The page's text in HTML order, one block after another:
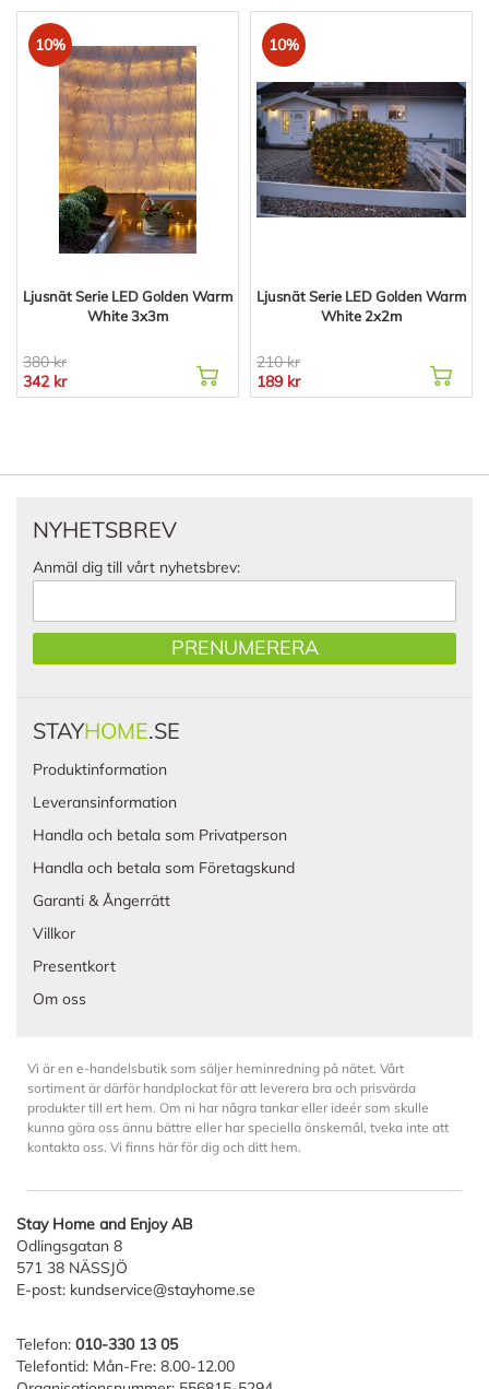
10%
Ljusnät Serie LED Golden Warm
White 3x3m
380 kr
342 kr
10%
Ljusnät Serie LED Golden Warm
White 2x2m
210 kr
189 kr
NYHETSBREV
Anmäl dig till vårt nyhetsbrev:
PRENUMERERA
STAYHOME.SE
Produktinformation
Leveransinformation
Handla och betala som Privatperson
Handla och betala som Företagskund
Garanti & Ångerrätt
Villkor
Presentkort
Om oss
Vi är en e-handelsbutik som säljer heminredning på nätet. Vårt
sortiment är därför handplockat för att leverera bra och prisvärda
produkter till ert hem. Om ni har några tankar eller ideér som skulle
kunna göra oss ännu bättre eller har speciella önskemål, tveka inte att
kontakta oss. Vi finns här för dig och ditt hem.
Stay Home and Enjoy AB
Odlingsgatan 8
571 38 NÄSSJÖ
E-post: kundservice@stayhome.se
Telefon: 010-330 13 05
Telefontid: Mån-Fre: 8.00-12.00